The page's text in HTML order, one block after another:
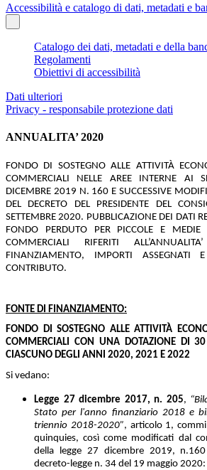
Accessibilità e catalogo di dati, metadati e
Catalogo dei dati, metadati e della
Regolamenti
Obiettivi di accessibilità
Dati ulteriori
Privacy - responsabile protezione dati
ANNUALITA’ 2020
FONDO DI SOSTEGNO ALLE ATTIVITÀ
COMMERCIALI NELLE AREE INTERNE AI
DICEMBRE 2019 N. 160 E SUCCESSIVE
DEL DECRETO DEL PRESIDENTE DEL
SETTEMBRE 2020. PUBBLICAZIONE DEI DATI
FONDO PERDUTO PER PICCOLE E MEDIE
COMMERCIALI RIFERITI
FINANZIAMENTO, IMPORTI ASSEGNATI
CONTRIBUTO.
FONTE DI FINANZIAMENTO:
FONDO DI SOSTEGNO ALLE ATTIVITÀ
COMMERCIALI CON UNA DOTAZIONE DI
CIASCUNO DEGLI ANNI 2020, 2021 E 2022
Si vedano:
Legge 27 dicembre 2017, n. 205,
Stato per l'anno finanziario 2018 e
triennio 2018-2020”, articolo 1,
quinquies, così come modificati dal
della legge 27 dicembre 2019,
decreto-legge n. 34 del 19 maggio 2020: